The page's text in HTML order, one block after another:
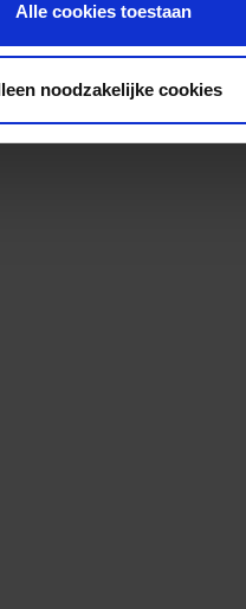
Alle cookies toestaan
noodzakelijke cookies